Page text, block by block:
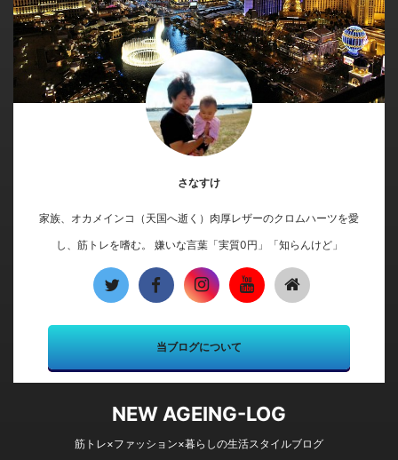
さなすけ
家族、オカメインコ（天国へ逝く）肉厚レザーのクロムハーツを愛
し、筋トレを嗜む。 嫌いな言葉「実質0円」「知らんけど」
当ブログについて
NEW AGEING-LOG
筋トレ×ファッション×暮らしの生活スタイルブログ